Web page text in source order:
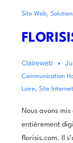
Site Web,
Claireweb
Communication
Loire, Site
Nous avons
entièrement
florisis.com. Il